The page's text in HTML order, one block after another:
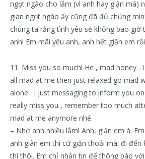
ngọt ngào cho lắm (vì anh hay giận mà)
gian ngọt ngào ấy cũng đã đủ chứng
chúng ta rằng tình yêu sẽ không bao giờ
anh! Em mãi yêu anh, anh hết giận em
11. Miss you so much! He , mad honey .
all mad at me then just relaxed go mad
alone . I just messaging to inform you
really miss you , remember too much
mad at me anymore nhé.
– Nhớ anh nhiều lắm! Anh, giận em à.
anh giân em thì cứ giận thoải mái đi đến
thì thôi. Em chỉ nhắn tin để thông báo